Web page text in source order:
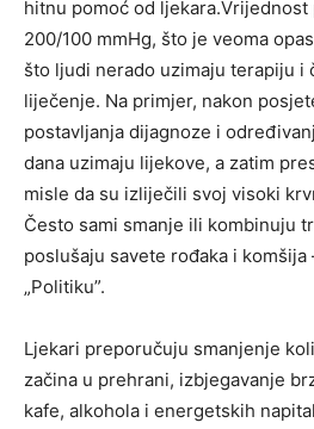
hitnu pomoć od
200/100 mmHg, što je veoma
što ljudi nerado uzimaju terapiju i
liječenje. Na primjer, nakon
postavljanja dijagnoze i
dana uzimaju lijekove, a zatim
misle da su izliječili svoj visoki
Često sami smanje ili kombinuju
poslušaju savete rođaka i komšija
„Politiku”.
Ljekari preporučuju smanjenje
začina u prehrani, izbjegavanje
kafe, alkohola i energetskih